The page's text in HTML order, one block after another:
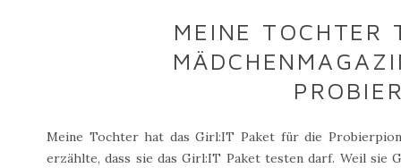
MEINE TOCHTER
Meine Tochter hat das Girl:IT Paket für die
erzählte, dass sie das Girl:IT Paket testen darf. Weil